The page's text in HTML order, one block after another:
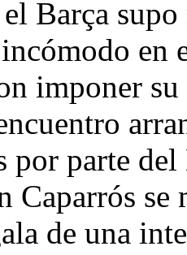
Barça supo
en
imponer
por parte
Caparrós
de una